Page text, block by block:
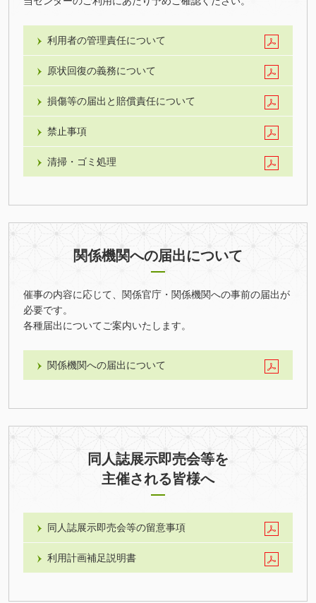
利用者の管理責任について
原状回復の義務について
損傷等の届出と賠償責任について
禁止事項
清掃・ゴミ処理
関係機関への届出について
催事の内容に応じて、関係官庁・関係機関への事前の届出が
必要です。
各種届出についてご案内いたします。
関係機関への届出について
同人誌展示即売会等を
主催される皆様へ
同人誌展示即売会等の留意事項
利用計画補足説明書